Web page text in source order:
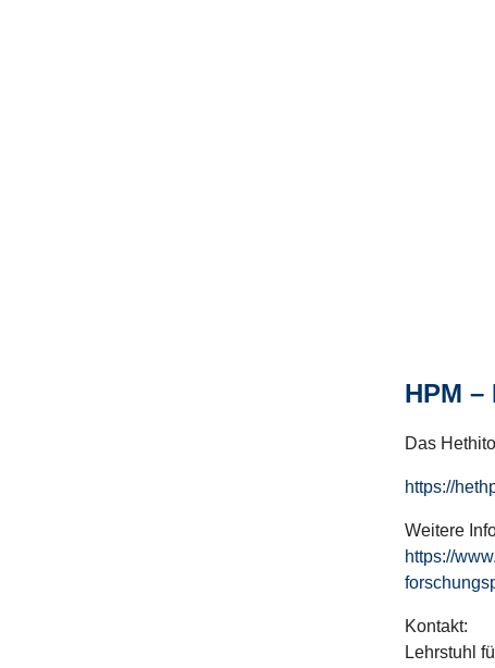
HPM
Das
https://
Weitere
https://
Kontakt:
Lehrstuhl